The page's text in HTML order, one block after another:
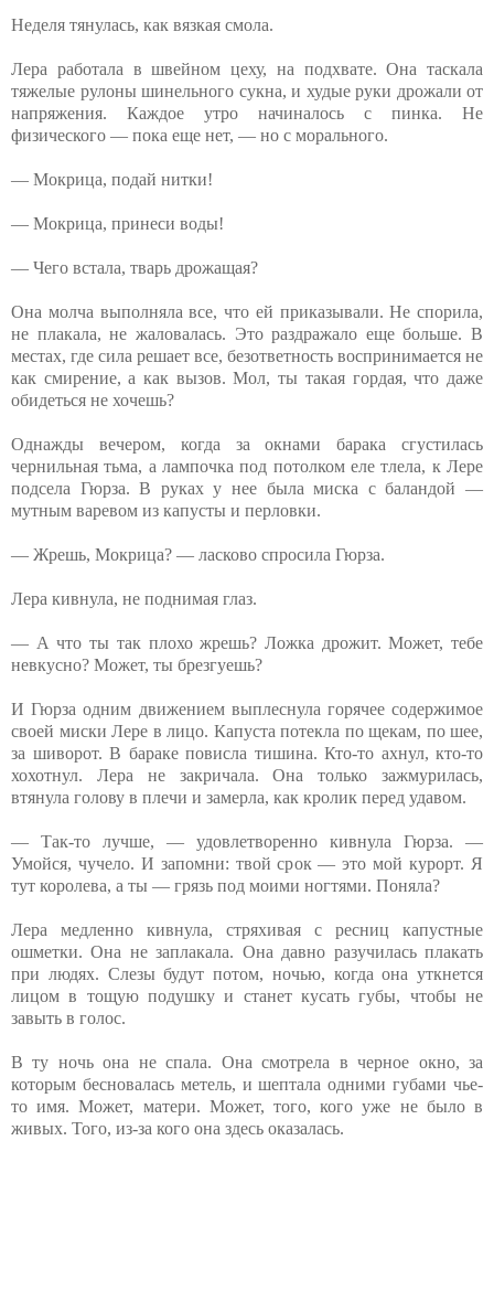
Неделя тянулась, как вязкая смола.
Лера работала в швейном цеху, на подхвате. Она таскала
тяжелые рулоны шинельного сукна, и худые руки дрожали от
напряжения. Каждое утро начиналось с пинка. Не
физического — пока еще нет, — но с морального.
— Мокрица, подай нитки!
— Мокрица, принеси воды!
— Чего встала, тварь дрожащая?
Она молча выполняла все, что ей приказывали. Не спорила,
не плакала, не жаловалась. Это раздражало еще больше. В
местах, где сила решает все, безответность воспринимается не
как смирение, а как вызов. Мол, ты такая гордая, что даже
обидеться не хочешь?
Однажды вечером, когда за окнами барака сгустилась
чернильная тьма, а лампочка под потолком еле тлела, к Лере
подсела Гюрза. В руках у нее была миска с баландой —
мутным варевом из капусты и перловки.
— Жрешь, Мокрица? — ласково спросила Гюрза.
Лера кивнула, не поднимая глаз.
— А что ты так плохо жрешь? Ложка дрожит. Может, тебе
невкусно? Может, ты брезгуешь?
И Гюрза одним движением выплеснула горячее содержимое
своей миски Лере в лицо. Капуста потекла по щекам, по шее,
за шиворот. В бараке повисла тишина. Кто-то ахнул, кто-то
хохотнул. Лера не закричала. Она только зажмурилась,
втянула голову в плечи и замерла, как кролик перед удавом.
— Так-то лучше, — удовлетворенно кивнула Гюрза. —
Умойся, чучело. И запомни: твой срок — это мой курорт. Я
тут королева, а ты — грязь под моими ногтями. Поняла?
Лера медленно кивнула, стряхивая с ресниц капустные
ошметки. Она не заплакала. Она давно разучилась плакать
при людях. Слезы будут потом, ночью, когда она уткнется
лицом в тощую подушку и станет кусать губы, чтобы не
завыть в голос.
В ту ночь она не спала. Она смотрела в черное окно, за
которым бесновалась метель, и шептала одними губами чье-
то имя. Может, матери. Может, того, кого уже не было в
живых. Того, из-за кого она здесь оказалась.